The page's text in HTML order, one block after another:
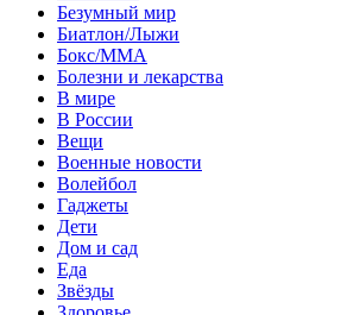
Безумный мир
Биатлон/Лыжи
Бокс/MMA
Болезни и лекарства
В мире
В России
Вещи
Военные новости
Волейбол
Гаджеты
Дети
Дом и сад
Еда
Звёзды